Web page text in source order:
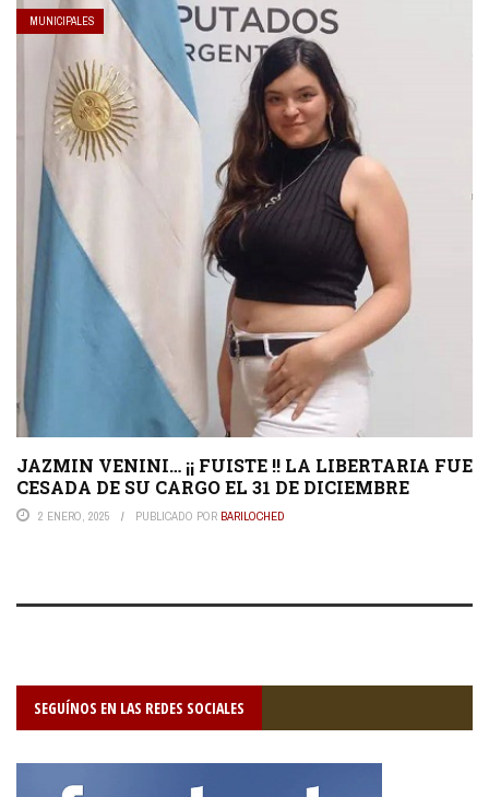
MUNICIPALES
JAZMIN VENINI… ¡¡ FUISTE !! LA LIBERTARIA FUE
CESADA DE SU CARGO EL 31 DE DICIEMBRE
2 ENERO, 2025 PUBLICADO POR BARILOCHED
SEGUÍNOS EN LAS REDES SOCIALES